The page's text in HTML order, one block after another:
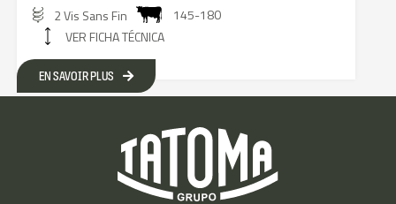
2 Vis Sans Fin
145-180
VER FICHA TÉCNICA
EN SAVOIR PLUS